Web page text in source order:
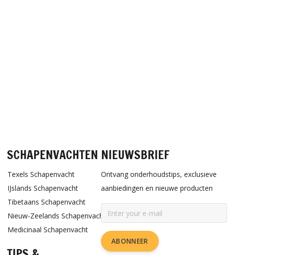
SCHAPENVACHTEN
Texels Schapenvacht
IJslands Schapenvacht
Tibetaans Schapenvacht
Nieuw-Zeelands Schapenvacht
Medicinaal Schapenvacht
NIEUWSBRIEF
Ontvang onderhoudstips, exclusieve
aanbiedingen en nieuwe producten
ABONNEER